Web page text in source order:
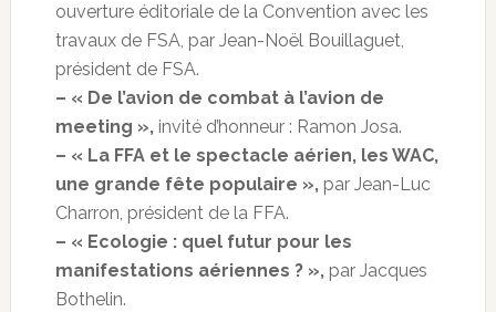
ouverture éditoriale de la Convention avec les
travaux de FSA, par Jean-Noël Bouillaguet,
président de FSA.
– « De l’avion de combat à l’avion de
meeting »,invité d’honneur : Ramon Josa.
– « La FFA et le spectacle aérien, les WAC,
une grande fête populaire »,par Jean-Luc
Charron, président de la FFA.
– « Ecologie : quel futur pour les
manifestations aériennes ? »,par Jacques
Bothelin.